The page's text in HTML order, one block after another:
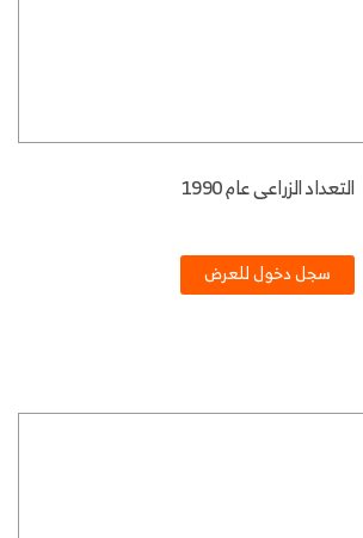
التعداد الزراعى عام 1990
سجل دخول للعرض